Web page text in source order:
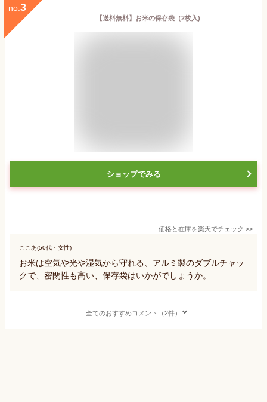
no. 3
【送料無料】お米の保存袋（2枚入)
ショップでみる
価格と在庫を楽天でチェック >>
ここあ(50代・女性)
お米は空気や光や湿気から守れる、アルミ製のダブルチャッ
クで、密閉性も高い、保存袋はいかがでしょうか。
全てのおすすめコメント（2件）